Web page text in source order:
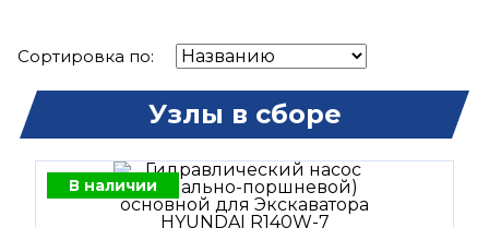
Сортировка по:
Узлы в сборе
В наличии